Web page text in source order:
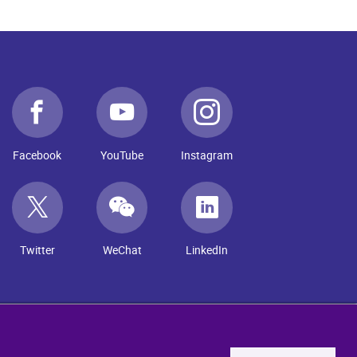
Facebook YouTube Instagram
Twitter WeChat LinkedIn